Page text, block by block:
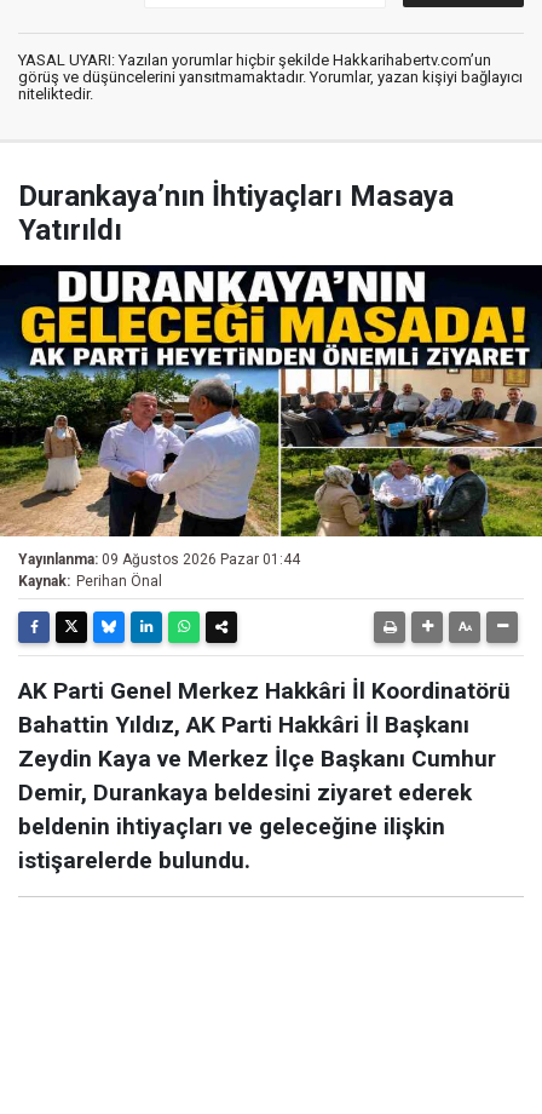
YASAL UYARI: Yazılan yorumlar hiçbir şekilde Hakkarihabertv.com’un
görüş ve düşüncelerini yansıtmamaktadır. Yorumlar, yazan kişiyi bağlayıcı
niteliktedir.
Durankaya’nın İhtiyaçları Masaya
Yatırıldı
Yayınlanma: 09 Ağustos 2026 Pazar 01:44
Kaynak: Perihan Önal
AK Parti Genel Merkez Hakkâri İl Koordinatörü
Bahattin Yıldız, AK Parti Hakkâri İl Başkanı
Zeydin Kaya ve Merkez İlçe Başkanı Cumhur
Demir, Durankaya beldesini ziyaret ederek
beldenin ihtiyaçları ve geleceğine ilişkin
istişarelerde bulundu.